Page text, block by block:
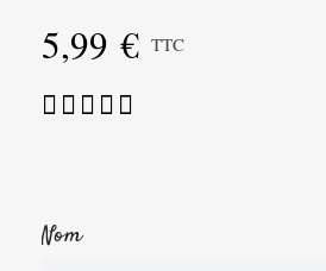
5,99 € TTC
    
Nom